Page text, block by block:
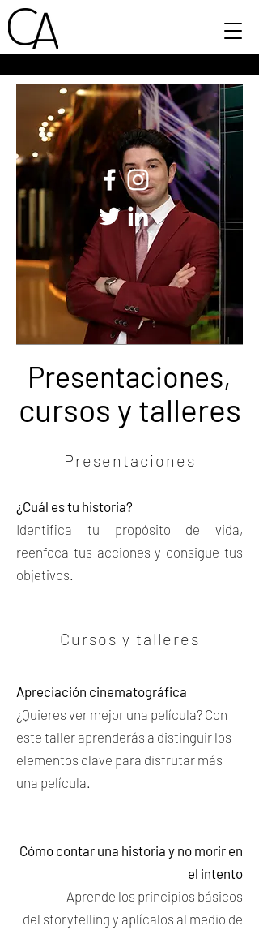
Presentaciones,
cursos y talleres
Presentaciones
¿Cuál es tu historia?
Identifica tu propósito de vida,
reenfoca tus acciones y consigue tus
objetivos.
Cursos y talleres
Apreciación cinematográfica
¿Quieres ver mejor una película? Con
este taller aprenderás a distinguir los
elementos clave para disfrutar más
una película.
Cómo contar una historia y no morir en
el intento
Aprende los principios básicos
del storytelling y aplícalos al medio de